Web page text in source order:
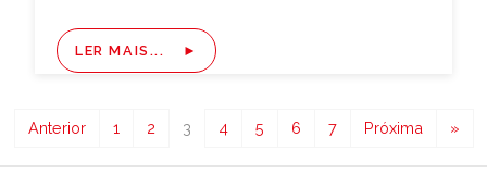
LER MAIS...
Anterior 1 2 3 4 5 6 7 Próxima »